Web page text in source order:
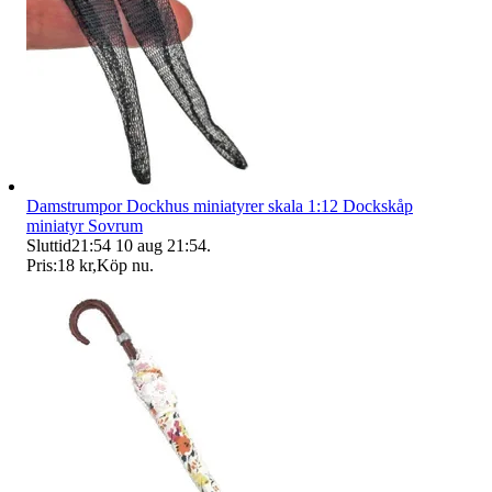
Damstrumpor Dockhus miniatyrer skala 1:12 Dockskåp
miniatyr Sovrum
Sluttid21:54 10 aug 21:54.
Pris:18 kr,Köp nu.